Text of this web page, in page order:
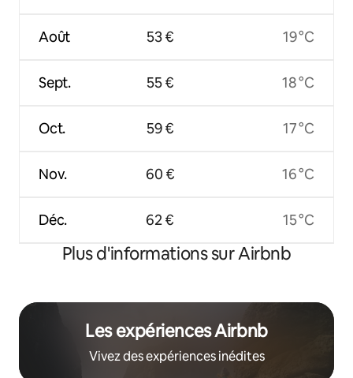
Août
Sept.
Oct.
Nov.
Déc.
53 €
55 €
59 €
60 €
62 €
19 °C
18 °C
17 °C
16 °C
15 °C
Plus d'informations sur Airbnb
Les expériences Airbnb
Vivez des expériences inédites